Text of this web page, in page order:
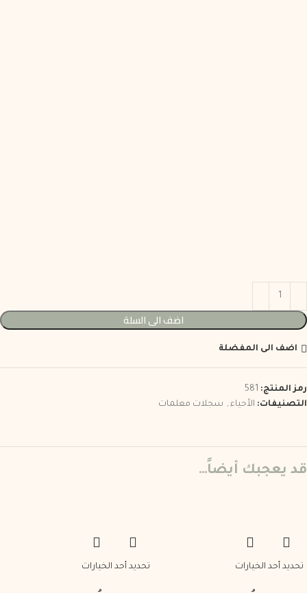
اضف الى السلة
اضف الى المفضلة
رمز المنتج: 581
التصنيفات: الأحياء , سجلات معلمات
قد يعجبك أيضاً…
تحديد أحد الخيارات تحديد أحد الخيارات